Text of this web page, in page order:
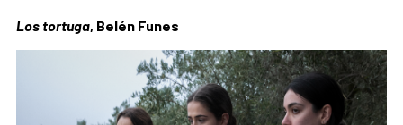
Los tortuga, Belén Funes